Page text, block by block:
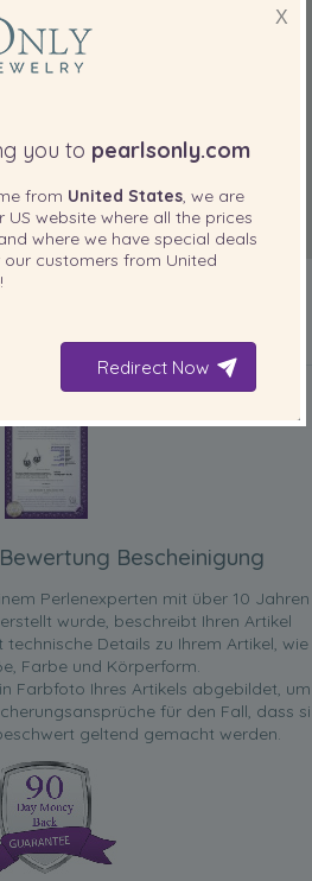
ENTHALTEN
Bewertung Bescheinigung
Perlenexperten mit über 10 Jahren
wurde, beschreibt Ihren Artikel
Details zu Ihrem Artikel, wie
Farbe und Körperform.
Farbfoto Ihres Artikels abgebildet, um
für den Fall, dass
geltend gemacht werden.
X
you to pearlsonly.com
from United States, we are
US website where all the prices
where we have special deals
customers from United
Redirect Now